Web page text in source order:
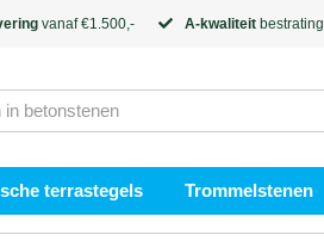
vanaf €1.500,- A-kwaliteit bestrating
terrastegels Trommelstenen